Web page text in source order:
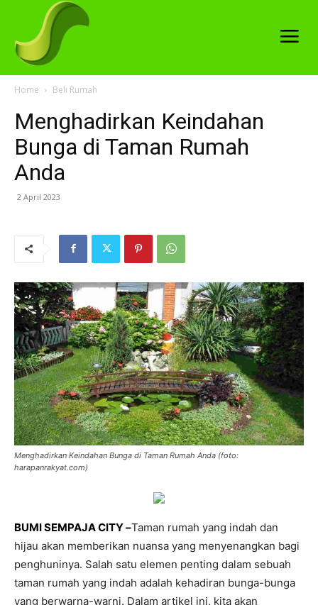
Home Beli Rumah
Menghadirkan Keindahan
Bunga di Taman Rumah
Anda
2 April 2023
Menghadirkan Keindahan Bunga di Taman Rumah Anda (foto:
harapanrakyat.com)
BUMI SEMPAJA CITY –Taman rumah yang indah dan
hijau akan memberikan nuansa yang menyenangkan bagi
penghuninya. Salah satu elemen penting dalam sebuah
taman rumah yang indah adalah kehadiran bunga-bunga
yang berwarna-warni. Dalam artikel ini, kita akan